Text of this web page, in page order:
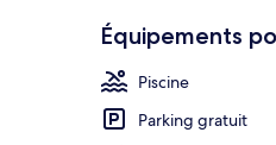
Équipements
Piscine
Parking gratuit